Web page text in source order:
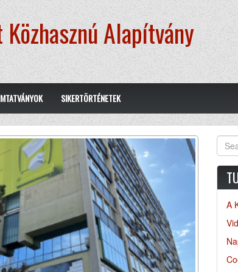
Alapítvány
SIKERTÖRTÉNETEK
Search
A